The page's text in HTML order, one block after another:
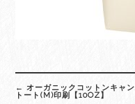
navigation
← オーガニックコットンキャ
トート(M)印刷【10OZ】